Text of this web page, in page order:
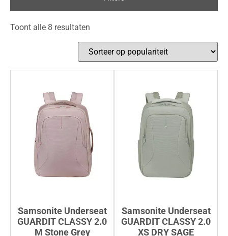
Toont alle 8 resultaten
Samsonite Underseat
GUARDIT CLASSY 2.0
M Stone Grey
Samsonite Underseat
GUARDIT CLASSY 2.0
XS DRY SAGE